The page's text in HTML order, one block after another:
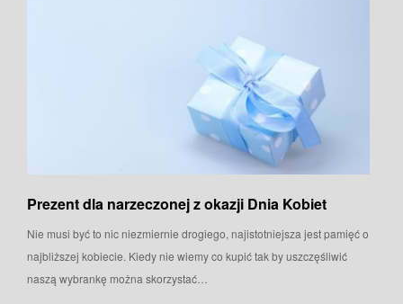
Prezent dla narzeczonej z okazji Dnia Kobiet
Nie musi być to nic niezmiernie drogiego, najistotniejsza jest pamięć o
najbliższej kobiecie. Kiedy nie wiemy co kupić tak by uszczęśliwić
naszą wybrankę można skorzystać…